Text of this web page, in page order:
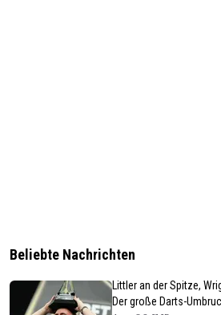
Beliebte Nachrichten
Littler an der Spitze,
Der große Darts-